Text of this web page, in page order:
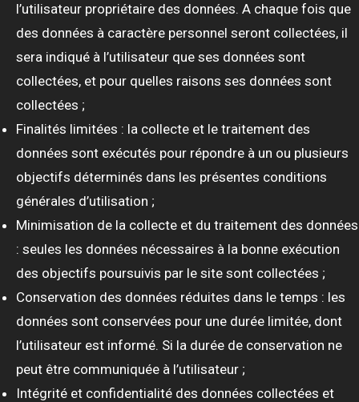
l’utilisateur propriétaire des données. A chaque fois que
des données à caractère personnel seront collectées, il
sera indiqué à l’utilisateur que ses données sont
collectées, et pour quelles raisons ses données sont
collectées ;
Finalités limitées : la collecte et le traitement des
données sont exécutés pour répondre à un ou plusieurs
objectifs déterminés dans les présentes conditions
générales d’utilisation ;
Minimisation de la collecte et du traitement des données
: seules les données nécessaires à la bonne exécution
des objectifs poursuivis par le site sont collectées ;
Conservation des données réduites dans le temps : les
données sont conservées pour une durée limitée, dont
l’utilisateur est informé. Si la durée de conservation ne
peut être communiquée à l’utilisateur ;
Intégrité et confidentialité des données collectées et